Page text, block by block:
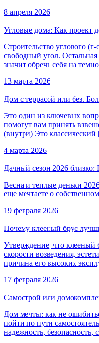
8 апреля 2026
Угловые дома: Как проект
Строительство углового
свободный угол.
значит обречь себя на
13 марта 2026
Дом с террасой или без.
Это один из ключевых
помогут вам принять
(внутри) Это
4 марта 2026
Дачный сезон 2026 близко:
Весна и теплые деньки
еще мечтаете о
19 февраля 2026
Почему клееный брус
Утверждение, что клееный
скорости возведения,
причина его высоких
17 февраля 2026
Самострой или
Дом мечты: как не
пойти по пути
надежность,